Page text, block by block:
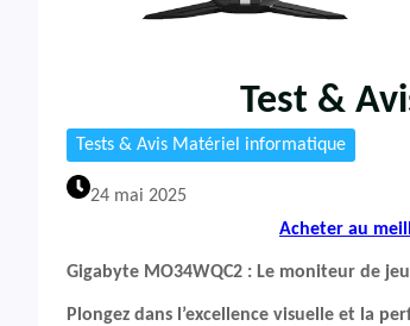
Test &
Tests & Avis Matériel informatique
24 mai 2025
Acheter au
Gigabyte MO34WQC2 : Le moniteur de
Plongez dans l’excellence visuelle et la